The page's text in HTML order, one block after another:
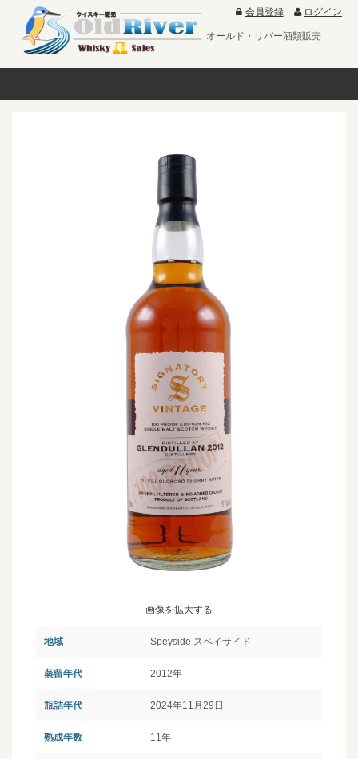
会員登録 ログイン
オールド・リバー酒類販売
画像を拡大する
地域 Speyside スペイサイド
蒸留年代 2012年
瓶詰年代 2024年11月29日
熟成年数 11年